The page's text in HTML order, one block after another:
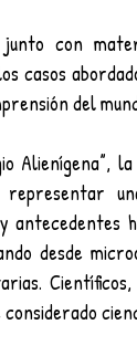
junto con
casos
del
Alienígena”,
desde